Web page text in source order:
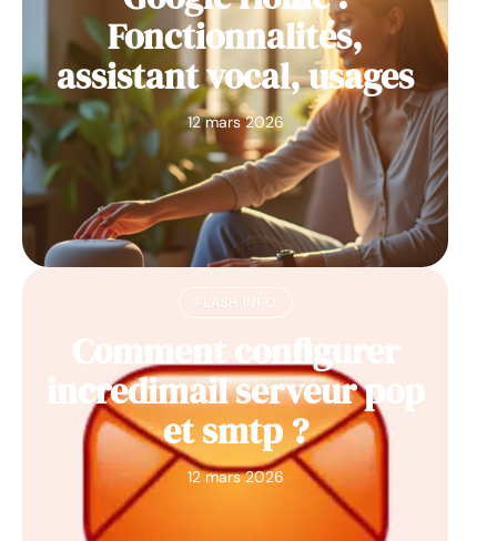
Fonctionnalités,
assistant vocal, usages
12 mars 2026
FLASH INFO
Comment configurer
incredimail serveur pop
et smtp ?
12 mars 2026